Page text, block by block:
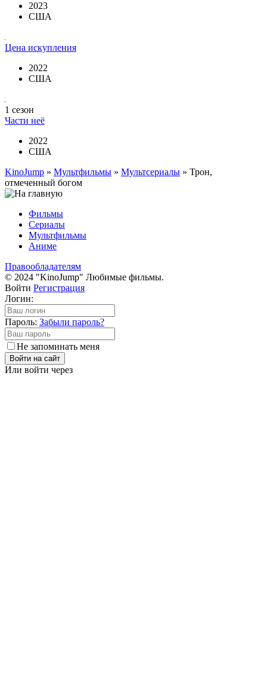
2023
США
Цена искупления
2022
США
1 сезон
Части неё
2022
США
KinoJump » Мультфильмы » Мультсериалы » Трон,
отмеченный богом
Фильмы
Сериалы
Мультфильмы
Аниме
Правообладателям
© 2024 "KinoJump" Любимые фильмы.
Войти Регистрация
Логин:
Пароль: Забыли пароль?
Не запоминать меня
Войти на сайт
Или войти через